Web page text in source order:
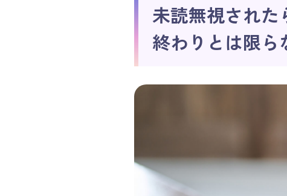
未読無視された
終わりとは限ら